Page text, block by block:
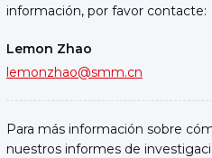
información, por favor contacte:
Lemon Zhao
lemonzhao@smm.cn
Para más información sobre
nuestros informes de